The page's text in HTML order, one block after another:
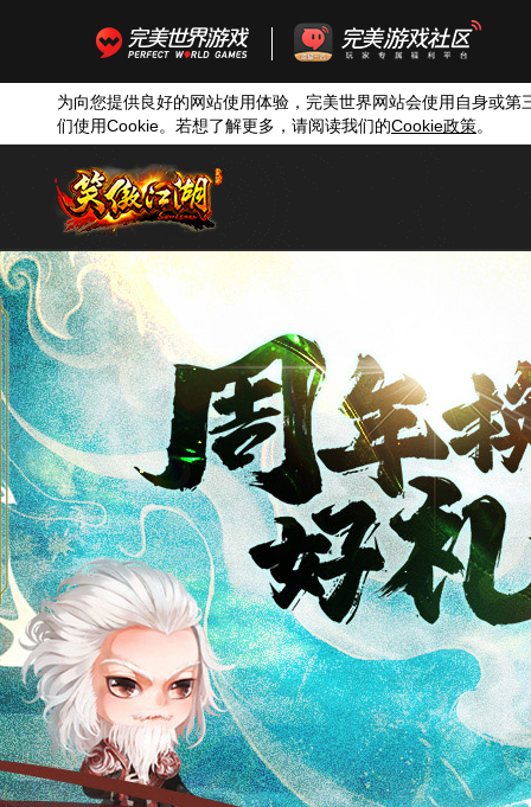
为向您提供良好的网站使用体验，完美世界网站会使用自身或第
们使用Cookie。若想了解更多，请阅读我们的Cookie政策。